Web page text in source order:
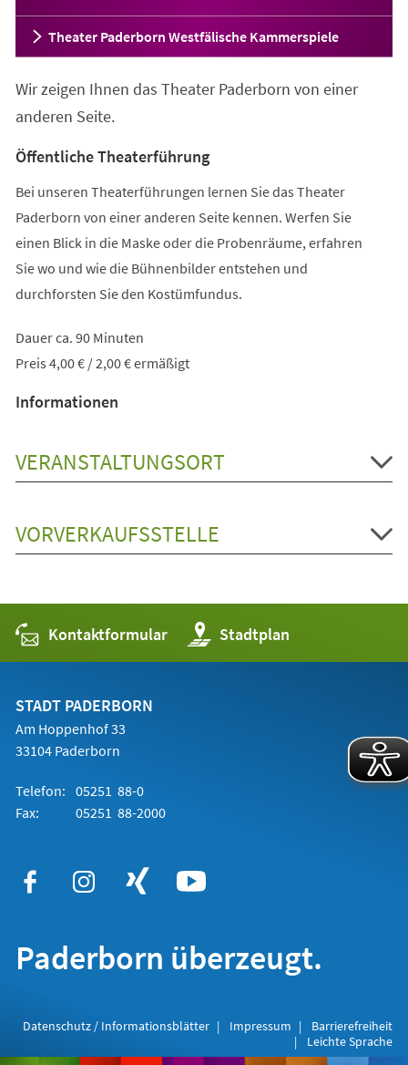
Theater Paderborn Westfälische Kammerspiele
Wir zeigen Ihnen das Theater Paderborn von einer
anderen Seite.
Öffentliche Theaterführung
Bei unseren Theaterführungen lernen Sie das Theater
Paderborn von einer anderen Seite kennen. Werfen Sie
einen Blick in die Maske oder die Probenräume, erfahren
Sie wo und wie die Bühnenbilder entstehen und
durchforsten Sie den Kostümfundus.
Dauer ca. 90 Minuten
Preis 4,00 € / 2,00 € ermäßigt
Informationen
VERANSTALTUNGSORT
VORVERKAUFSSTELLE
Kontaktformular Stadtplan
(Öffnet
in
einem
STADT PADERBORN
Am Hoppenhof 33
33104 Paderborn
Telefon: 05251 88-0
Fax:
05251 88-2000
Paderborn überzeugt.
Datenschutz / Informationsblätter Impressum
Barrierefreiheit
Leichte Sprache